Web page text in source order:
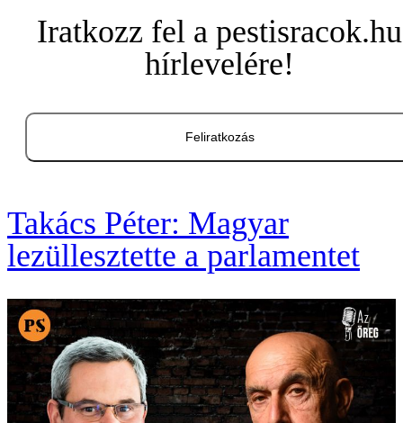
Iratkozz fel a pestisracok.hu
hírlevelére!
Feliratkozás
Takács Péter: Magyar
lezüllesztette a parlamentet